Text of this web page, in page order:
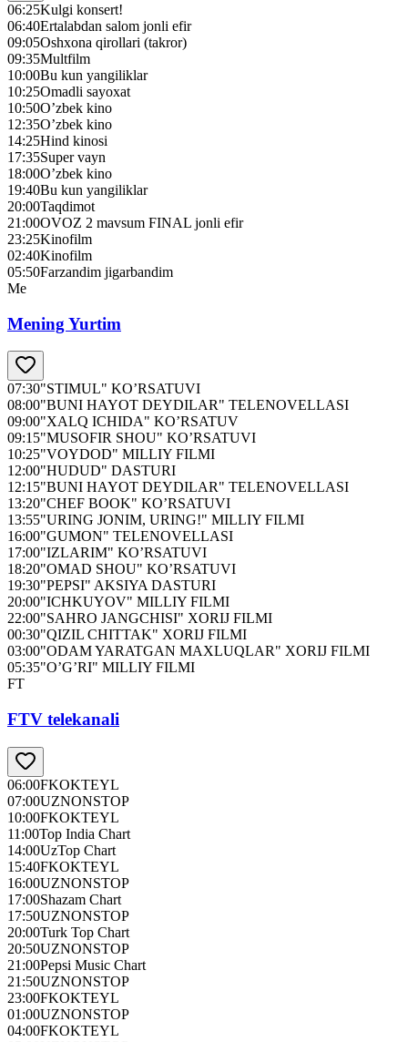
06:25Kulgi konsert!
06:40Ertalabdan salom jonli efir
09:05Oshxona qirollari (takror)
09:35Multfilm
10:00Bu kun yangiliklar
10:25Omadli sayoxat
10:50O’zbek kino
12:35O’zbek kino
14:25Hind kinosi
17:35Super vayn
18:00O’zbek kino
19:40Bu kun yangiliklar
20:00Taqdimot
21:00OVOZ 2 mavsum FINAL jonli efir
23:25Kinofilm
02:40Kinofilm
05:50Farzandim jigarbandim
Me
Mening Yurtim
07:30"STIMUL" KO’RSATUVI
08:00"BUNI HAYOT DEYDILAR" TELENOVELLASI
09:00"XALQ ICHIDA" KO’RSATUV
09:15"MUSOFIR SHOU" KO’RSATUVI
10:25"VOYDOD" MILLIY FILMI
12:00"HUDUD" DASTURI
12:15"BUNI HAYOT DEYDILAR" TELENOVELLASI
13:20"CHEF BOOK" KO’RSATUVI
13:55"URING JONIM, URING!" MILLIY FILMI
16:00"GUMON" TELENOVELLASI
17:00"IZLARIM" KO’RSATUVI
18:20"OMAD SHOU" KO’RSATUVI
19:30"PEPSI" AKSIYA DASTURI
20:00"ICHKUYOV" MILLIY FILMI
22:00"SAHRO JANGCHISI" XORIJ FILMI
00:30"QIZIL CHITTAK" XORIJ FILMI
03:00"ODAM YARATGAN MAXLUQLAR" XORIJ FILMI
05:35"O’G’RI" MILLIY FILMI
FT
FTV telekanali
06:00FKOKTEYL
07:00UZNONSTOP
10:00FKOKTEYL
11:00Top India Chart
14:00UzTop Chart
15:40FKOKTEYL
16:00UZNONSTOP
17:00Shazam Chart
17:50UZNONSTOP
20:00Turk Top Chart
20:50UZNONSTOP
21:00Pepsi Music Chart
21:50UZNONSTOP
23:00FKOKTEYL
01:00UZNONSTOP
04:00FKOKTEYL